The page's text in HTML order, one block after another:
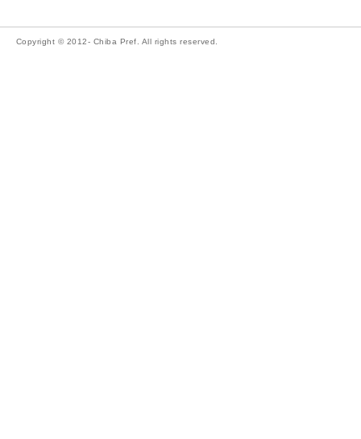
Copyright © 2012- Chiba Pref. All rights reserved.